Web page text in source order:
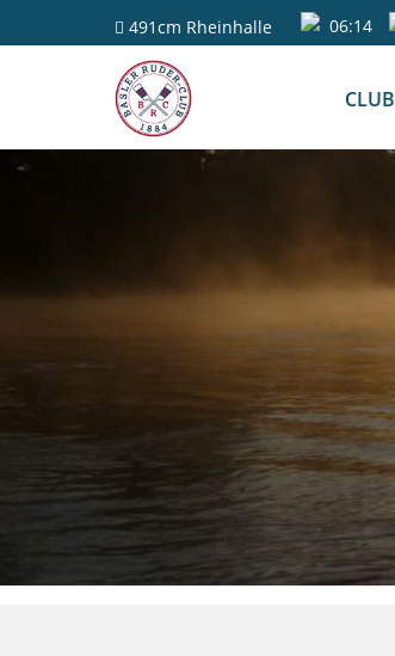
491cm Rheinhalle 06:14
CLUB